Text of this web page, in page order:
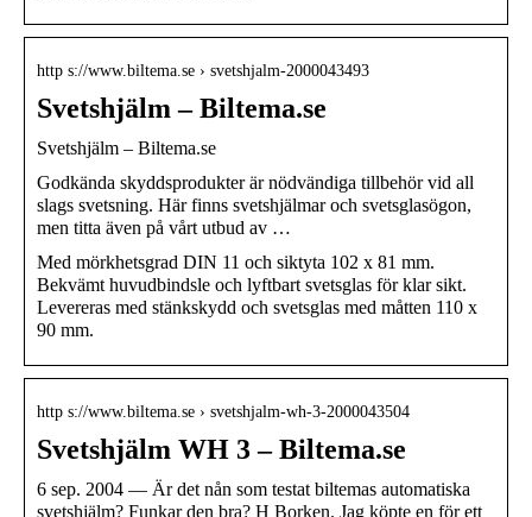
http s://www.biltema.se › svetshjalm-2000043493
Svetshjälm – Biltema.se
Svetshjälm – Biltema.se
Godkända skyddsprodukter är nödvändiga tillbehör vid all
slags svetsning. Här finns svetshjälmar och svetsglasögon,
men titta även på vårt utbud av …
Med mörkhetsgrad DIN 11 och siktyta 102 x 81 mm.
Bekvämt huvudbindsle och lyftbart svetsglas för klar sikt.
Levereras med stänkskydd och svetsglas med måtten 110 x
90 mm.
http s://www.biltema.se › svetshjalm-wh-3-2000043504
Svetshjälm WH 3 – Biltema.se
6 sep. 2004 — Är det nån som testat biltemas automatiska
svetshjälm? Funkar den bra? H Borken. Jag köpte en för ett